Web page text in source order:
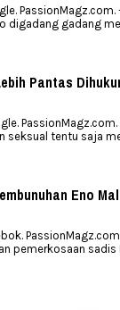
PassionMagz.com.
digadang gadang
Pantas
PassionMagz.com.
seksual tentu saja
Eno
pemerkosaan sadis